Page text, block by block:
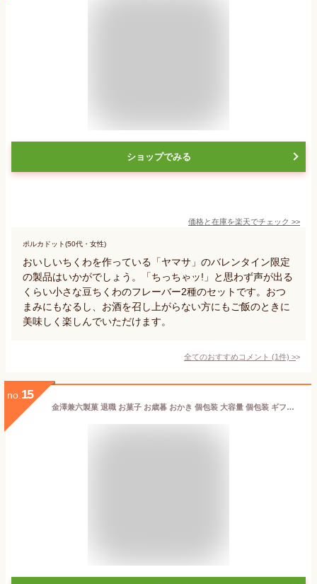
ショップでみる
価格と在庫を楽天でチェック >>
ポルカドット(50代・女性)
おいしいちくわを作っている「ヤマサ」のバレンタイン限定
の製品はいかがでしょう。「ちっちゃッ!」と思わず声が出る
くらい小さな豆ちくわのフレーバー2種のセットです。おつ
まみにもなるし、お酒を召し上がらない方にもご飯のときに
美味しく楽しんでいただけます。
全てのおすすめコメント (1件) >
no. 15
金澤兼六製菓 退職 お菓子 お歳暮 おかき 個包装 大容量 個包装 ギフト おかき 詰め合わせ お供え お菓子 送料無料 内祝い お返し 金澤兼六製菓 金澤小町 約50個 135g せんべい あられ 進物用 出産内祝い 結婚内祝い 結婚祝い 快気祝い 粗供養 法要 香典返し 満中陰志 お礼